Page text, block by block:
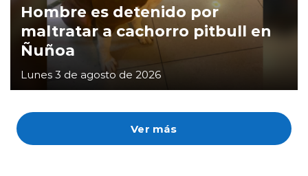
Ver más
Hombre es detenido por
maltratar a cachorro pitbull en
Ñuñoa
Lunes 3 de agosto de 2026